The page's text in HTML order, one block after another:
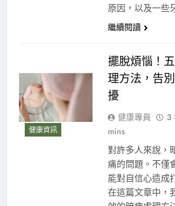
原因，以及一些
繼續閱讀
健康資訊
擺脫煩惱！
理方法，告
擾
健康專員 3
mins
對許多人來說，
痛的問題。不僅
能對自信心造成
在這篇文章中，